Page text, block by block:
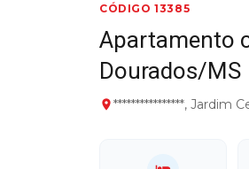
CÓDIGO 13385
Apartamento
Dourados/MS
****************, Jardim